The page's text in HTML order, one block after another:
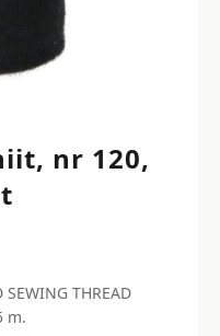
nr 120,
THREAD
m.